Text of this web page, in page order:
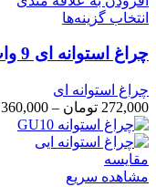
انتخاب گزینه‌ها
چراغ استوانه ای 9 وات SMD
چراغ استوانه ای
272,000 تومان –
360,000
مقایسه
مشاهده سریع